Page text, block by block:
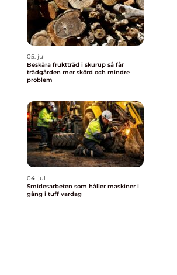
05. jul
Beskära fruktträd i skurup så får
trädgården mer skörd och mindre
problem
04. jul
Smidesarbeten som håller maskiner i
gång i tuff vardag